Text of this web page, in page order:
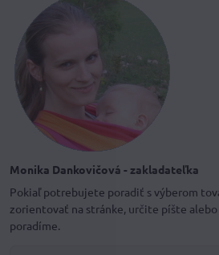
Monika Dankovičová - zakladateľka
Pokiaľ potrebujete poradiť s výberom
zorientovať na stránke, určite píšte
poradíme.